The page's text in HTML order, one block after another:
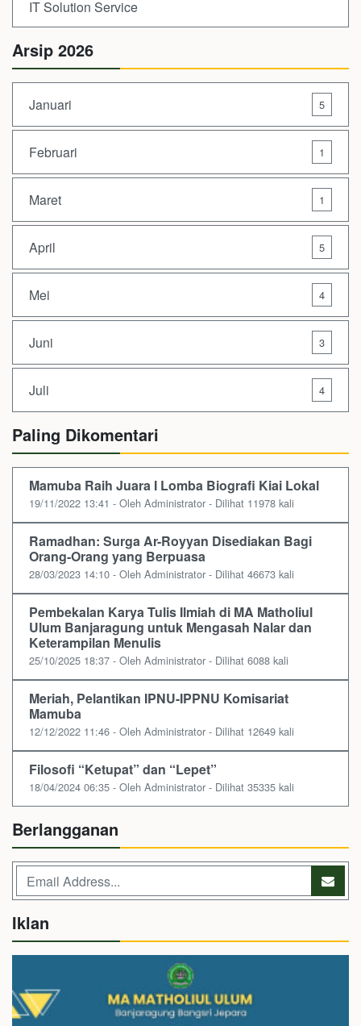
IT Solution Service
Arsip 2026
Januari 5
Februari 1
Maret 1
April 5
Mei 4
Juni 3
Juli 4
Paling Dikomentari
Mamuba Raih Juara I Lomba Biografi Kiai Lokal
19/11/2022 13:41 - Oleh Administrator - Dilihat 11978 kali
Ramadhan: Surga Ar-Royyan Disediakan Bagi
Orang-Orang yang Berpuasa
28/03/2023 14:10 - Oleh Administrator - Dilihat 46673 kali
Pembekalan Karya Tulis Ilmiah di MA Matholiul
Ulum Banjaragung untuk Mengasah Nalar dan
Keterampilan Menulis
25/10/2025 18:37 - Oleh Administrator - Dilihat 6088 kali
Meriah, Pelantikan IPNU-IPPNU Komisariat
Mamuba
12/12/2022 11:46 - Oleh Administrator - Dilihat 12649 kali
Filosofi “Ketupat” dan “Lepet”
18/04/2024 06:35 - Oleh Administrator - Dilihat 35335 kali
Berlangganan
Iklan